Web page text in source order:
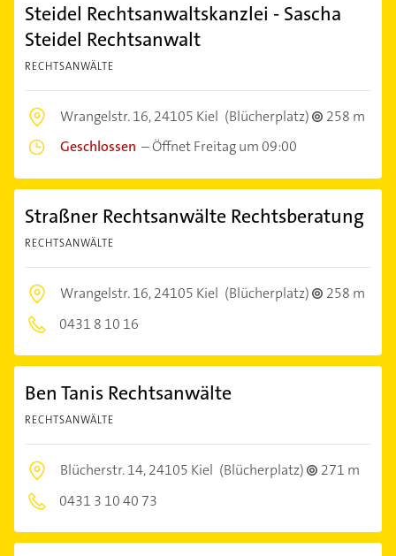
Steidel Rechtsanwaltskanzlei - Sascha
Steidel Rechtsanwalt
RECHTSANWÄLTE
Wrangelstr. 16,24105 Kiel (Blücherplatz)
258 m
Geschlossen –Öffnet Freitag um 09:00
Straßner Rechtsanwälte Rechtsberatung
RECHTSANWÄLTE
Wrangelstr. 16,24105 Kiel (Blücherplatz)
258 m
0431 8 10 16
Ben Tanis Rechtsanwälte
RECHTSANWÄLTE
Blücherstr. 14,24105 Kiel (Blücherplatz)
271 m
0431 3 10 40 73